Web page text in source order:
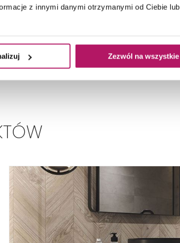
z innymi danymi otrzymanymi od Ciebie lub
Zezwól na wszystkie
#Ułóż to w jodełkę
#Ceglane motywy